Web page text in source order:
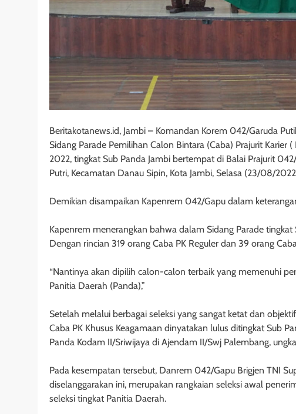
Beritakotanews.id, Jambi – Komandan Korem 042/Garuda
Sidang Parade Pemilihan Calon Bintara (Caba) Prajurit Karier
2022, tingkat Sub Panda Jambi bertempat di Balai Prajurit
Putri, Kecamatan Danau Sipin, Kota Jambi, Selasa (23/08/
Demikian disampaikan Kapenrem 042/Gapu dalam
Kapenrem menerangkan bahwa dalam Sidang Parade
Dengan rincian 319 orang Caba PK Reguler dan 39 orang
“Nantinya akan dipilih calon-calon terbaik yang memenuhi
Panitia Daerah (Panda),”
Setelah melalui berbagai seleksi yang sangat ketat dan
Caba PK Khusus Keagamaan dinyatakan lulus ditingkat Sub
Panda Kodam II/Sriwijaya di Ajendam II/Swj Palembang,
Pada kesempatan tersebut, Danrem 042/Gapu Brigjen TNI
diselanggarakan ini, merupakan rangkaian seleksi awal
seleksi tingkat Panitia Daerah.